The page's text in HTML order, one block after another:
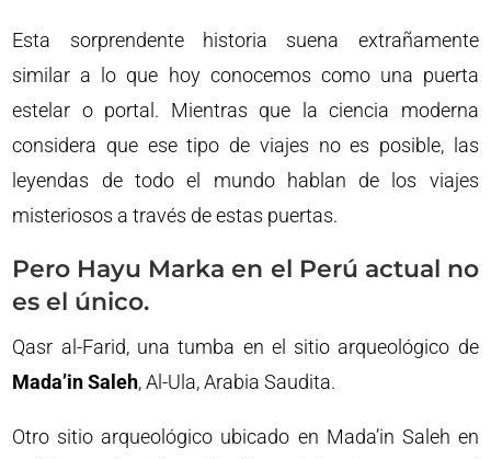
Esta sorprendente historia suena extrañamente
similar a lo que hoy conocemos como una puerta
estelar o portal. Mientras que la ciencia moderna
considera que ese tipo de viajes no es posible, las
leyendas de todo el mundo hablan de los viajes
misteriosos a través de estas puertas.
Pero Hayu Marka en el Perú actual no
es el único.
Qasr al-Farid, una tumba en el sitio arqueológico de
Mada’in Saleh, Al-Ula, Arabia Saudita.
Otro sitio arqueológico ubicado en Mada’in Saleh en